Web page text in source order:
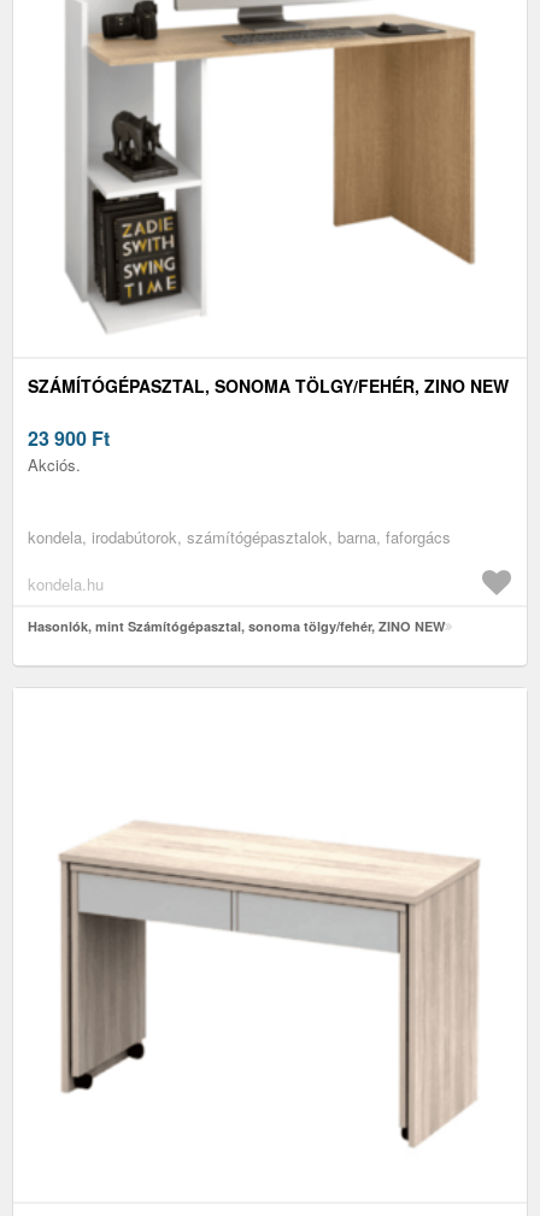
SZÁMÍTÓGÉPASZTAL, SONOMA TÖLGY/FEHÉR, ZINO NEW
23 900 Ft
Akciós.
kondela, irodabútorok, számítógépasztalok, barna, faforgács
kondela.hu
Hasonlók, mint Számítógépasztal, sonoma tölgy/fehér, ZINO NEW